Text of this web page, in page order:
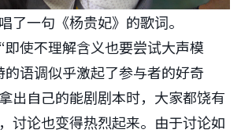
了一句《杨贵妃》的歌词。
使不理解含义也要尝试大声模
语调似乎激起了参与者的好奇
出自己的能剧剧本时，大家都饶有
讨论也变得热烈起来。由于讨论如